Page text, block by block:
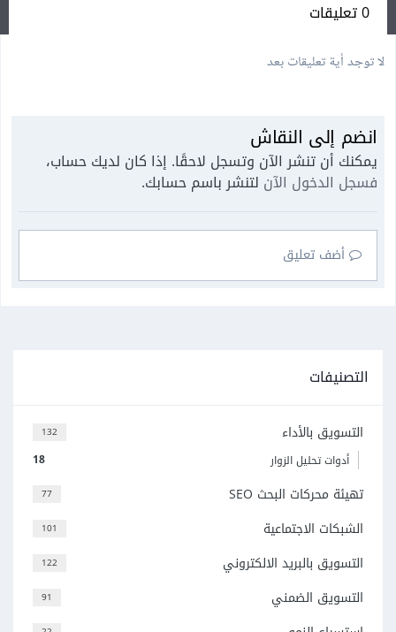
0 تعليقات
لا توجد أية تعليقات بعد
انضم إلى النقاش
يمكنك أن تنشر الآن وتسجل لاحقًا. إذا كان لديك حساب،
فسجل الدخول الآن لتنشر باسم حسابك.
أضف تعليق
التصنيفات
132 التسويق بالأداء
18 أدوات تحليل الزوار
77 تهيئة محركات البحث SEO
101 الشبكات الاجتماعية
122 التسويق بالبريد الالكتروني
91 التسويق الضمني